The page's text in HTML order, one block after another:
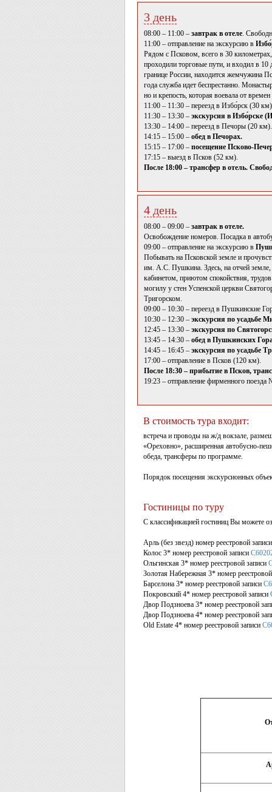
3 день
08:00 – 11:00 – завтрак в отеле.
11:00 – отправление на экскурсию в
Рядом с Псковом, всего в 30
проходили торговые пути, и входил в
границе России, находится жемчужина
года служба идет беспрестанно.
но и крепость, которая воевала от
11:00 – 11:30 – переезд в Избо́рск (30
11:30 – 13:30 – экскурсия в Избо́рске
13:30 – 14:00 – переезд в Печоры (20
14:15 – 15:00 – обед в Печорах.
15:15 – 17:00 – посещение Псково-
17:15 – выезд в Псков (52 км).
После 18:00 – трансфер в отель.
4 день
08:00 – 09:00 – завтрак в отеле.
Освобождение номеров. Посадка в
09:00 – отправление на экскурсию в
Побывать на Псковской земле и
им. А.С. Пушкина. Здесь, на отчей
кабинетом, приютом спокойствия,
могилу у стен Успенской церкви
Тригорском.
09:00 – 10:30 – переезд в Пушкинские
10:30 – 12:30 – экскурсия по усадьбе
12:45 – 13:30 – экскурсия по
13:45 – 14:30 – обед в Пушкинских
14:45 – 16:45 – экскурсия по усадьбе
17:00 – отправление в Псков (120 км).
После 18:30 – прибытие в Псков,
19:23 – отправление фирменного
В стоимость тура входит:
встреча и проводы на ж/д вокзале,
«Ореховно», расширенная автобусно-
обеда, трансферы по программе.
Порядок посещения экскурсионных
Гостиницы по туру
С классификацией гостиниц Вы можете
Арль (без звезд) номер реестровой
Колос 3* номер реестровой записи
Ольгинская 3* номер реестровой записи
Золотая Набережная 3* номер
Барселона 3* номер реестровой записи
Покровский 4* номер реестровой записи
Двор Подзноева 3* номер реестровой
Двор Подзноева 4* номер реестровой
Old Estate 4* номер реестровой записи